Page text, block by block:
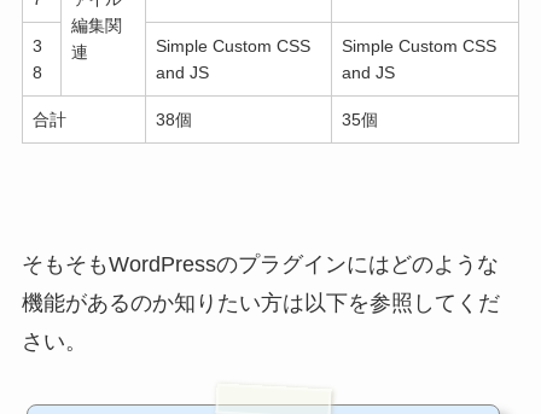
編集関
連
3
8
Simple Custom CSS
and JS
Simple Custom CSS
and JS
合計 38個 35個
そもそもWordPressのプラグインにはどのような
機能があるのか知りたい方は以下を参照してくだ
さい。